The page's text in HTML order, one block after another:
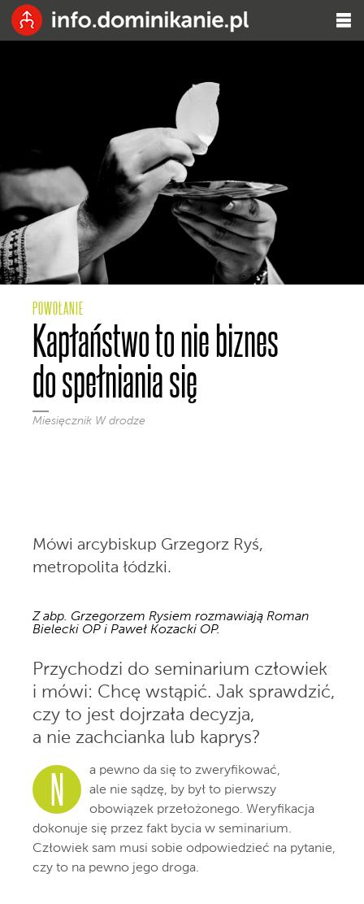
POWOŁANIE
Kapłaństwo to nie biznes
do spełniania się
Miesięcznik W drodze
Mówi arcybiskup Grzegorz Ryś,
metropolita łódzki.
Z abp. Grzegorzem Rysiem rozmawiają Roman
Bielecki OP i Paweł Kozacki OP.
Przychodzi do seminarium człowiek
i mówi: Chcę wstąpić. Jak sprawdzić,
czy to jest dojrzała decyzja,
a nie zachcianka lub kaprys?
N
a pewno da się to zweryfikować,
ale nie sądzę, by był to pierwszy
obowiązek przełożonego. Weryfikacja
dokonuje się przez fakt bycia w seminarium.
Człowiek sam musi sobie odpowiedzieć na pytanie,
czy to na pewno jego droga.